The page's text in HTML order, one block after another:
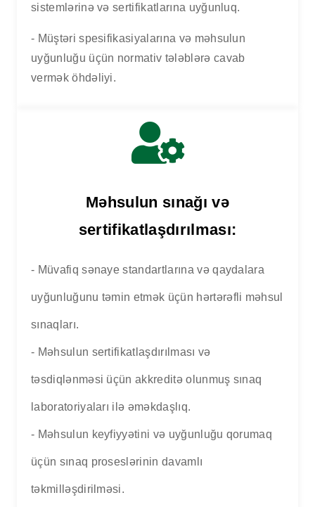
sistemlərinə və sertifikatlarına uyğunluq.
- Müştəri spesifikasiyalarına və məhsulun
uyğunluğu üçün normativ tələblərə cavab
vermək öhdəliyi.
Məhsulun sınağı və
sertifikatlaşdırılması:
- Müvafiq sənaye standartlarına və qaydalara
uyğunluğunu təmin etmək üçün hərtərəfli məhsul
sınaqları.
- Məhsulun sertifikatlaşdırılması və
təsdiqlənməsi üçün akkreditə olunmuş sınaq
laboratoriyaları ilə əməkdaşlıq.
- Məhsulun keyfiyyətini və uyğunluğu qorumaq
üçün sınaq proseslərinin davamlı
təkmilləşdirilməsi.